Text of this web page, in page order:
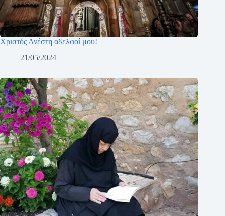
Χριστός Ανέστη αδελφοί μου!
21/05/2024